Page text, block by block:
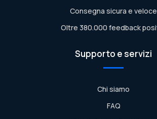
Consegna sicura e veloce
Oltre 380.000 feedback
Supporto e servizi
Chi siamo
FAQ